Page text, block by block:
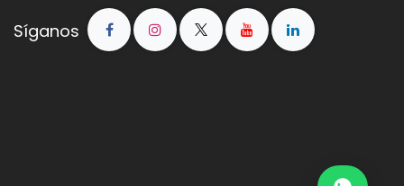
Síganos